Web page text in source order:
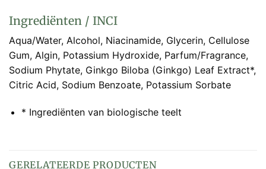
Ingrediënten / INCI
Aqua/Water, Alcohol, Niacinamide, Glycerin, Cellulose
Gum, Algin, Potassium Hydroxide, Parfum/Fragrance,
Sodium Phytate, Ginkgo Biloba (Ginkgo) Leaf Extract*,
Citric Acid, Sodium Benzoate, Potassium Sorbate
* Ingrediënten van biologische teelt
GERELATEERDE PRODUCTEN